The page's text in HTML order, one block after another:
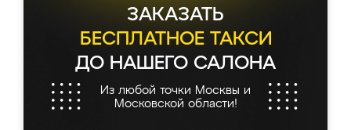
ЗАКАЗАТЬ
БЕСПЛАТНОЕ ТАКСИ
ДО НАШЕГО САЛОНА
Из любой точки Москвы и
Московской области!